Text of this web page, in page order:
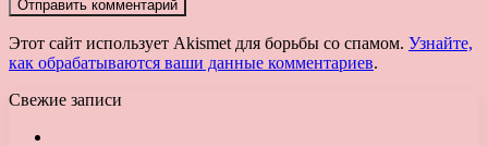
Этот сайт использует Akismet для борьбы со спамом. Узнайте,
как обрабатываются ваши данные комментариев.
Свежие записи